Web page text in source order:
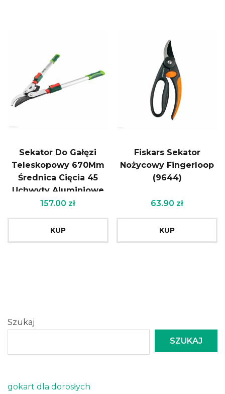
Sekator Do Gałęzi
Teleskopowy 670Mm
Średnica Cięcia 45
Uchwyty Aluminiowe
Verto
157.00 zł
KUP
Fiskars Sekator
Nożycowy Fingerloop
(9644)
63.90 zł
KUP
Szukaj
SZUKAJ
gokart dla dorosłych